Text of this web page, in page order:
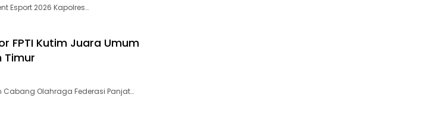
Esport 2026 Kapolres…
FPTI Kutim Juara Umum
Timur
Cabang Olahraga Federasi Panjat…